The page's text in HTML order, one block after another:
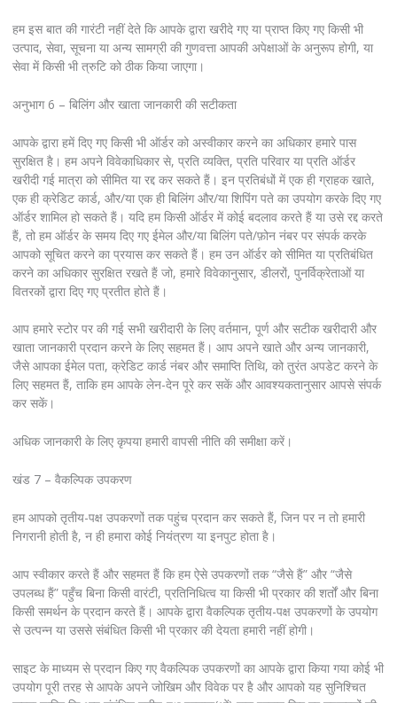
हम इस बात की गारंटी नहीं देते कि आपके द्वारा खरीदे गए या प्राप्त किए गए किसी भी
उत्पाद, सेवा, सूचना या अन्य सामग्री की गुणवत्ता आपकी अपेक्षाओं के अनुरूप होगी, या
सेवा में किसी भी त्रुटि को ठीक किया जाएगा।
अनुभाग 6 – बिलिंग और खाता जानकारी की सटीकता
आपके द्वारा हमें दिए गए किसी भी ऑर्डर को अस्वीकार करने का अधिकार हमारे पास
सुरक्षित है। हम अपने विवेकाधिकार से, प्रति व्यक्ति, प्रति परिवार या प्रति ऑर्डर
खरीदी गई मात्रा को सीमित या रद्द कर सकते हैं। इन प्रतिबंधों में एक ही ग्राहक खाते,
एक ही क्रेडिट कार्ड, और/या एक ही बिलिंग और/या शिपिंग पते का उपयोग करके दिए गए
ऑर्डर शामिल हो सकते हैं। यदि हम किसी ऑर्डर में कोई बदलाव करते हैं या उसे रद्द करते
हैं, तो हम ऑर्डर के समय दिए गए ईमेल और/या बिलिंग पते/फ़ोन नंबर पर संपर्क करके
आपको सूचित करने का प्रयास कर सकते हैं। हम उन ऑर्डर को सीमित या प्रतिबंधित
करने का अधिकार सुरक्षित रखते हैं जो, हमारे विवेकानुसार, डीलरों, पुनर्विक्रेताओं या
वितरकों द्वारा दिए गए प्रतीत होते हैं।
आप हमारे स्टोर पर की गई सभी खरीदारी के लिए वर्तमान, पूर्ण और सटीक खरीदारी और
खाता जानकारी प्रदान करने के लिए सहमत हैं। आप अपने खाते और अन्य जानकारी,
जैसे आपका ईमेल पता, क्रेडिट कार्ड नंबर और समाप्ति तिथि, को तुरंत अपडेट करने के
लिए सहमत हैं, ताकि हम आपके लेन-देन पूरे कर सकें और आवश्यकतानुसार आपसे संपर्क
कर सकें।
अधिक जानकारी के लिए कृपया हमारी वापसी नीति की समीक्षा करें।
खंड 7 – वैकल्पिक उपकरण
हम आपको तृतीय-पक्ष उपकरणों तक पहुंच प्रदान कर सकते हैं, जिन पर न तो हमारी
निगरानी होती है, न ही हमारा कोई नियंत्रण या इनपुट होता है।
आप स्वीकार करते हैं और सहमत हैं कि हम ऐसे उपकरणों तक “जैसे हैं” और “जैसे
उपलब्ध हैं” पहुँच बिना किसी वारंटी, प्रतिनिधित्व या किसी भी प्रकार की शर्तों और बिना
किसी समर्थन के प्रदान करते हैं। आपके द्वारा वैकल्पिक तृतीय-पक्ष उपकरणों के उपयोग
से उत्पन्न या उससे संबंधित किसी भी प्रकार की देयता हमारी नहीं होगी।
साइट के माध्यम से प्रदान किए गए वैकल्पिक उपकरणों का आपके द्वारा किया गया कोई भी
उपयोग पूरी तरह से आपके अपने जोखिम और विवेक पर है और आपको यह सुनिश्चित